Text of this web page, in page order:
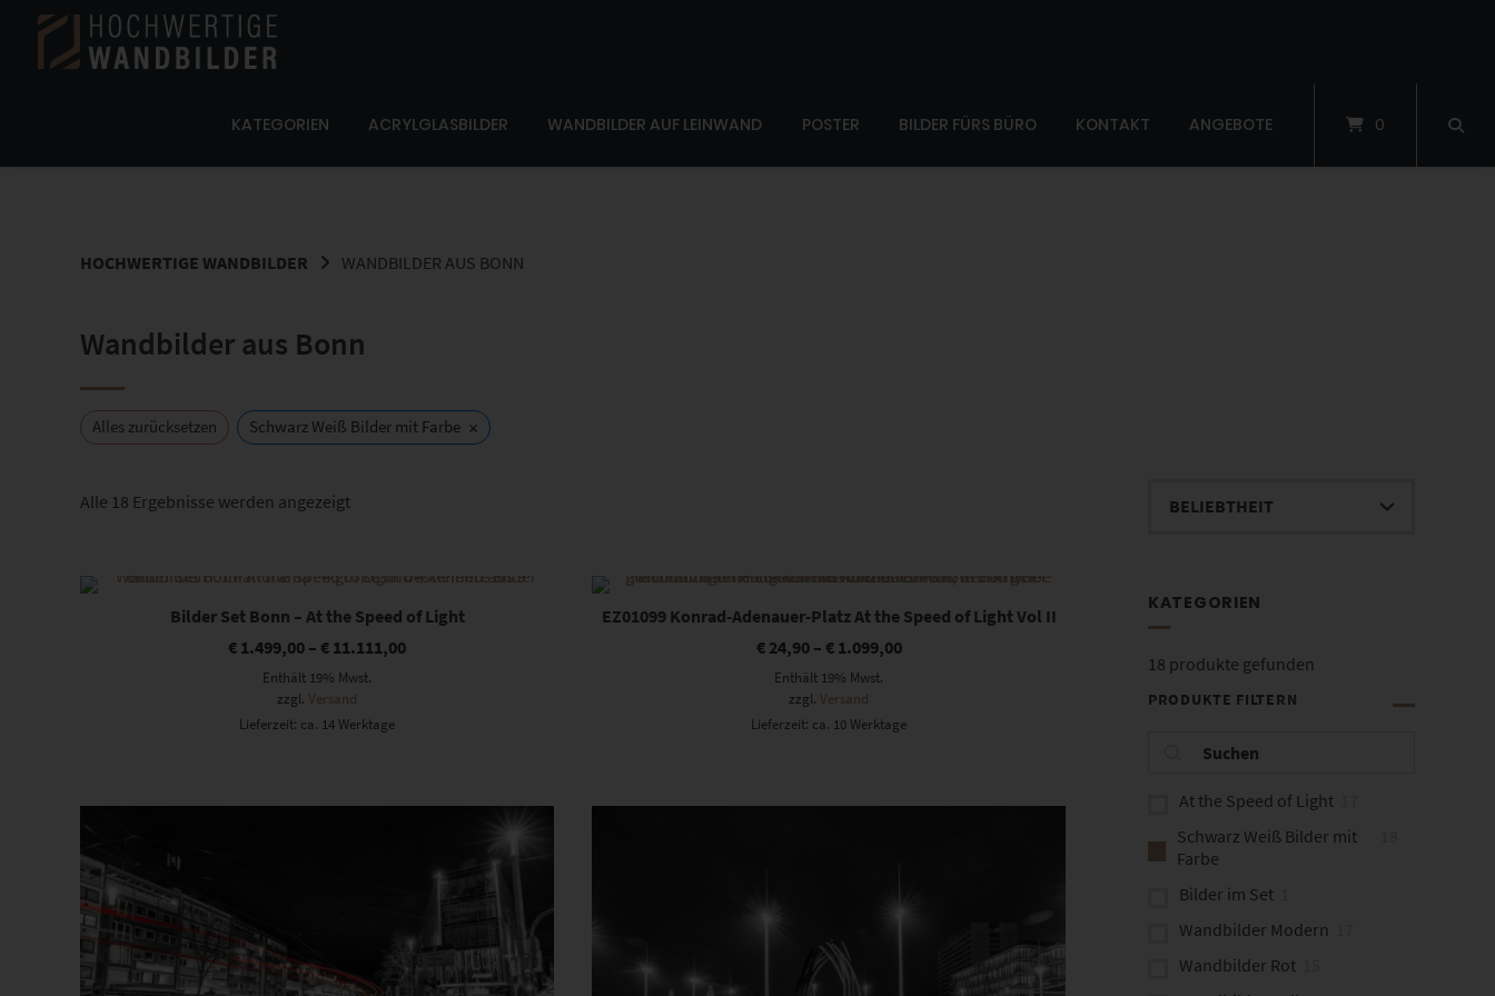
Springe
Inhalt
KATEGORIEN ACRYLGLASBILDER WANDBILDER AUF LEINWAND POSTER BILDER FÜRS BÜRO KONTAKT ANGEBOTE 0
HOCHWERTIGE WANDBILDER WANDBILDER AUS BONN
Wandbilder aus Bonn
Alles zurücksetzen Schwarz Weiß Bilder mit Farbe ×
Alle 18 Ergebnisse werden angezeigtNach
Dieses Produkt weist mehrere Varianten auf. Die Optionen können auf der Produktseite gewählt werden
Bilder Set Bonn – At the Speed of Light
€ 1.499,00 –€ 11.111,00
Enthält 19% Mwst.
zzgl.Versand
Lieferzeit: ca. 14 Werktage
Dieses Produkt weist mehrere Varianten auf. Die Optionen können auf der Produktseite gewählt werden
EZ01099 Konrad-Adenauer-Platz At the Speed of Light Vol II
€24,90– €1.099,00
Enthält 19% Mwst.
zzgl.Versand
Lieferzeit: ca. 10 Werktage
Dieses Produkt weist mehrere Varianten auf. Die Optionen können auf der Produktseite gewählt werden Dieses Produkt weist mehrere Varianten auf. Die Optionen können auf der Produktseite gewählt werden
KATEGORIEN
18 produkte gefunden
PRODUKTE FILTERN
At the Speed of Light
Schwarz Weiß Bilder mit
Farbe
Bilder im Set
Wandbilder Modern
Wandbilder Rot